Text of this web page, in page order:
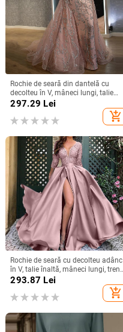
Rochie de seară din dantelă cu
decolteu în V, mâneci lungi, talie
înaltă, croială prințesă, tren lung
297.29 Lei
add_shopping_cart
Rochie de seară cu decolteu adânc
în V, talie înaltă, mâneci lungi, tren
mic, fustă lungă
293.87 Lei
add_shopping_cart